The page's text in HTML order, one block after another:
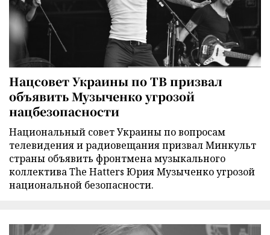
Нацсовет Украины по ТВ призвал
объявить Музыченко угрозой
нацбезопасности
Национальный совет Украины по вопросам
телевидения и радиовещания призвал Минкульт
страны объявить фронтмена музыкального
коллектива The Hatters Юрия Музыченко угрозой
национальной безопасности.